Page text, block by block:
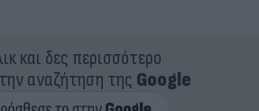
και δες περισσότερο
αναζήτηση της Google